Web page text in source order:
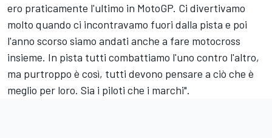
ero praticamente l'ultimo in MotoGP. Ci divertivamo
molto quando ci incontravamo fuori dalla pista e poi
l'anno scorso siamo andati anche a fare motocross
insieme. In pista tutti combattiamo l'uno contro l'altro,
ma purtroppo è così, tutti devono pensare a ciò che è
meglio per loro. Sia i piloti che i marchi".